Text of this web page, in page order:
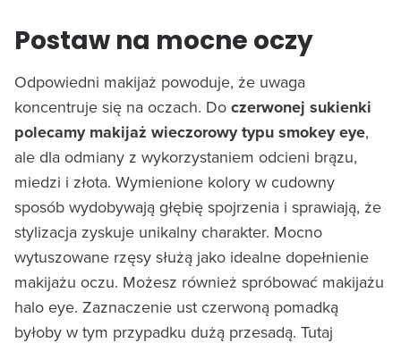
Postaw na mocne oczy
Odpowiedni makijaż powoduje, że uwaga
koncentruje się na oczach. Do czerwonej sukienki
polecamy makijaż wieczorowy typu smokey eye,
ale dla odmiany z wykorzystaniem odcieni brązu,
miedzi i złota. Wymienione kolory w cudowny
sposób wydobywają głębię spojrzenia i sprawiają, że
stylizacja zyskuje unikalny charakter. Mocno
wytuszowane rzęsy służą jako idealne dopełnienie
makijażu oczu. Możesz również spróbować makijażu
halo eye. Zaznaczenie ust czerwoną pomadką
byłoby w tym przypadku dużą przesadą. Tutaj